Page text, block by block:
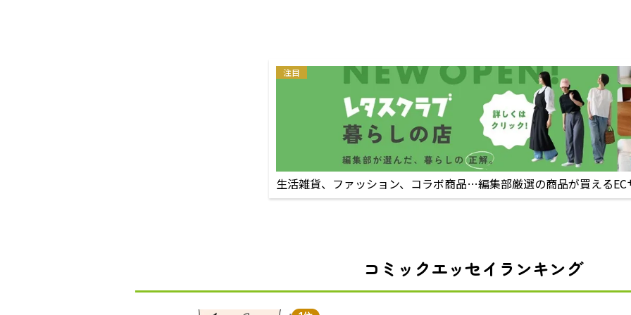
注目
生活雑貨、ファッション、コラボ商品…編集部厳選の商品が買えるEC
コミックエッセイランキング